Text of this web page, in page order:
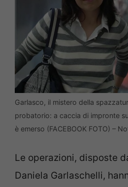
Garlasco, il mistero della
probatorio: a caccia di impronte
è emerso (FACEBOOK FOTO) –
Le operazioni, disposte
Daniela Garlaschelli,